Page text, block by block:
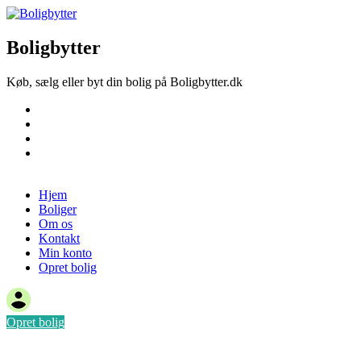
Boligbytter
Køb, sælg eller byt din bolig på Boligbytter.dk
Hjem
Boliger
Om os
Kontakt
Min konto
Opret bolig
Opret bolig